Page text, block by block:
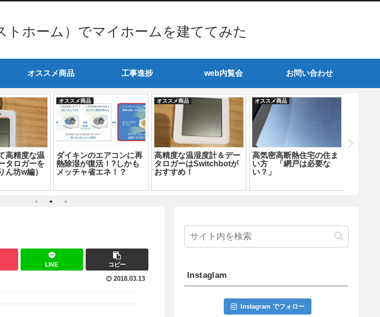
トホーム）でマイホームを建ててみた
オススメ商品 工事進捗 web内覧会 お問い合わせ
高精度な温
タロガーを
ん坊w編）
オススメ商品
ダイキンのエアコンに再
熱除湿が復活！?しかも
メッチャ省エネ！？
オススメ商品
高精度な温湿度計＆デー
タロガーはSwitchbotが
おすすめ！
オススメ商品
高気密高断熱住宅の住ま
い方 「網戸は必要な
い？」
LINE コピー
2018.03.13 Instaglam
Instagram でフォロー